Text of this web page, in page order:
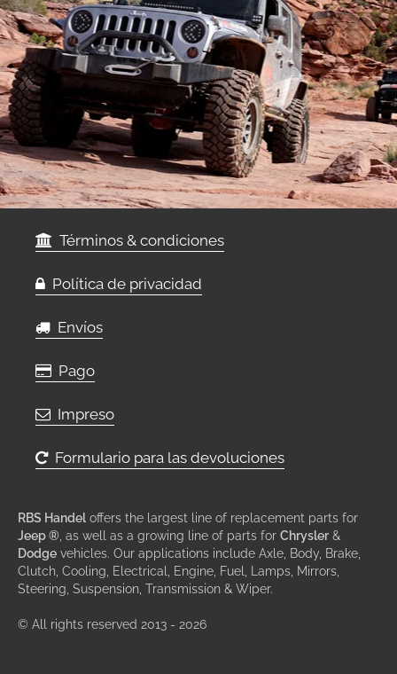
Términos & condiciones
Política de privacidad
Envíos
Pago
Impreso
Formulario para las devoluciones
RBS Handel offers the largest line of replacement parts for
Jeep ® , as well as a growing line of parts for Chrysler &
Dodge vehicles. Our applications include Axle, Body, Brake,
Clutch, Cooling, Electrical, Engine, Fuel, Lamps, Mirrors,
Steering, Suspension, Transmission & Wiper.
© All rights reserved 2013 - 2026